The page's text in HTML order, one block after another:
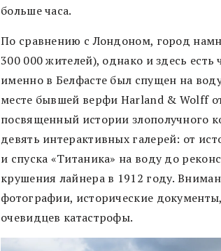
больше часа.
По сравнению с Лондоном, город
300 000 жителей), однако и здесь
именно в Белфасте был спущен на
месте бывшей верфи Harland & Wolff
посвященный истории злополучного
девять интерактивных галерей: от
и спуска «Титаника» на воду до
крушения лайнера в 1912 году.
фотографии, исторические
очевидцев катастрофы.